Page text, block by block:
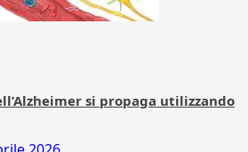
si propaga utilizzando